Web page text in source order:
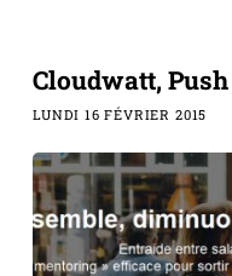
Cloudwatt,
LUNDI 16 FÉVRIER 2015